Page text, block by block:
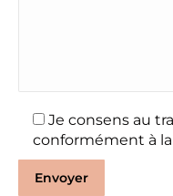
Je consens au
conformément à la